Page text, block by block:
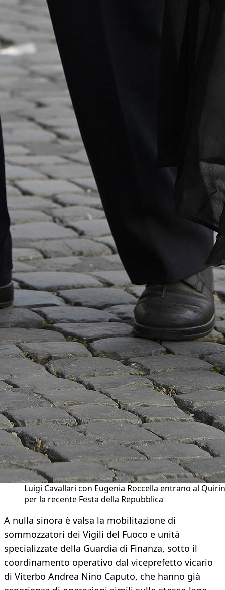
Luigi Cavallari con Eugenia Roccella entrano al
per la recente Festa della Repubblica
A nulla sinora è valsa la mobilitazione di
sommozzatori dei Vigili del Fuoco e unità
specializzate della Guardia di Finanza, sotto il
coordinamento operativo dal viceprefetto vicario
di Viterbo Andrea Nino Caputo, che hanno già